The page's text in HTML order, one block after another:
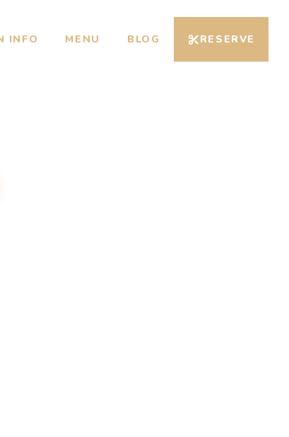
INFO MENU BLOG RESERVE